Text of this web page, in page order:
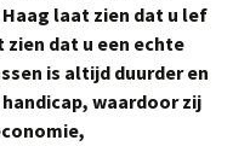
Haag laat zien dat u lef
dat u een echte
is altijd duurder en
waardoor zij